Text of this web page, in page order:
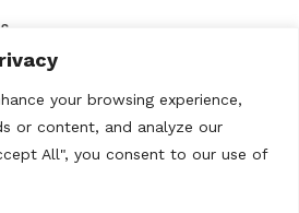
your browsing experience,
or content, and analyze our
All", you consent to our use of